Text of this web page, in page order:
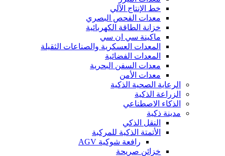
خط الإنتاج الآلي
معدات الفحص البصري
خزانة الطاقة الكهربائية
ماكينة سي ان سي
المعدات العسكرية والصناعات الثقيلة
المعدات الفضائية
معدات السفن البحرية
معدات الأمن
الرعاية الصحية الذكية
الزراعة الذكية
الذكاء الاصطناعي
مدينة ذكية
النقل الذكي
الأتمتة الذكية للمركبة
رافعة شوكية AGV
خزائن صريحة